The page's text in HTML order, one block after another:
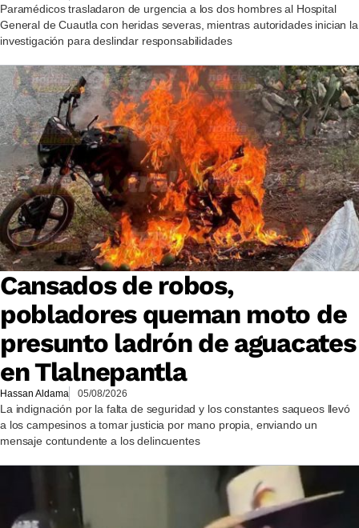
Paramédicos trasladaron de urgencia a los dos hombres al Hospital
General de Cuautla con heridas severas, mientras autoridades inician la
investigación para deslindar responsabilidades
Cansados de robos,
pobladores queman moto de
presunto ladrón de aguacates
en Tlalnepantla
Hassan Aldama 05/08/2026
La indignación por la falta de seguridad y los constantes saqueos llevó
a los campesinos a tomar justicia por mano propia, enviando un
mensaje contundente a los delincuentes